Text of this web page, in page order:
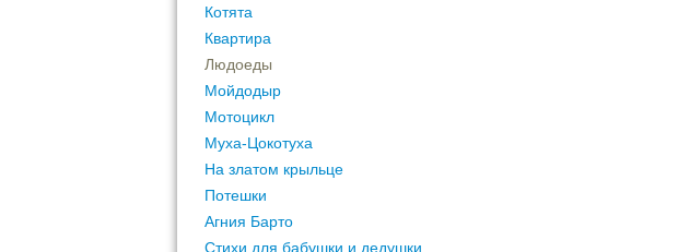
Котята
Квартира
Людоеды
Мойдодыр
Мотоцикл
Муха-Цокотуха
На златом крыльце
Потешки
Агния Барто
Стихи для бабушки и дедушки